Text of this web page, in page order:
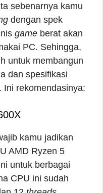
sebenarnya kamu
dengan spek
game berat akan
PC. Sehingga,
untuk membangun
dan spesifikasi
Ini rekomendasinya:
kamu jadikan
AMD Ryzen 5
untuk berbagai
CPU ini sudah